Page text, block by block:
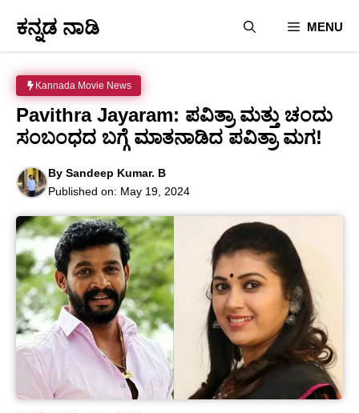
content
ಕನ್ನಡ ನಾಡಿ MENU
Kannada Movie News
Pavithra Jayaram: ಪವಿತ್ರಾ ಮತ್ತು ಚಂದು
ಸಂಬಂಧದ ಬಗ್ಗೆ ಮಾತನಾಡಿದ ಪವಿತ್ರಾ ಮಗ!
By Sandeep Kumar. B
Published on: May 19, 2024